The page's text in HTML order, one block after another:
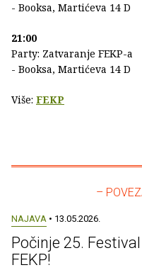
- Booksa, Martićeva 14 D
21:00
Party: Zatvaranje FEKP-a
- Booksa, Martićeva 14 D
Više: FEKP
–
NAJAVA • 13.05.2026.
Počinje 25.
FEKP!